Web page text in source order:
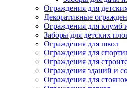
Ограждения для
Декоративные
Ограждения для клумб
Заборы для детских
Ограждения для школ
Ограждения для
Ограждения для
Ограждения зданий и
Ограждения для